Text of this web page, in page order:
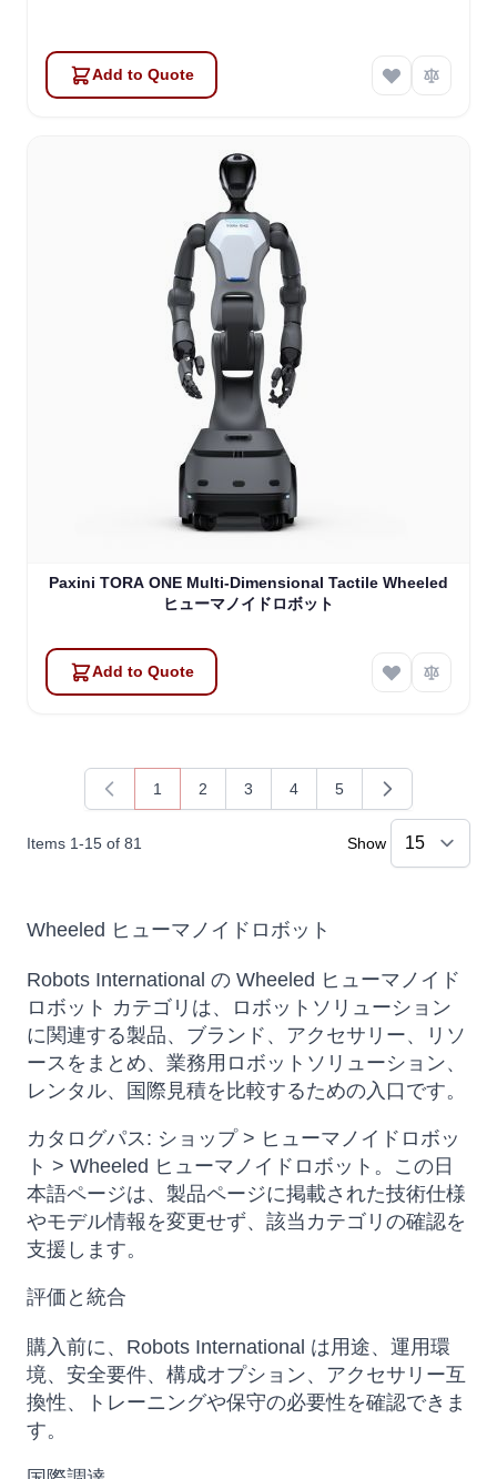
Add to Quote
Paxini TORA ONE Multi-Dimensional Tactile Wheeled
ヒューマノイドロボット
Add to Quote
Items 1-15 of 81
You're currently reading page
1
Page
2
Page
3
Page
4
Page
5
Show
Wheeled ヒューマノイドロボット
Robots International の Wheeled ヒューマノイド
ロボット カテゴリは、ロボットソリューション
に関連する製品、ブランド、アクセサリー、リソ
ースをまとめ、業務用ロボットソリューション、
レンタル、国際見積を比較するための入口です。
カタログパス: ショップ > ヒューマノイドロボッ
ト > Wheeled ヒューマノイドロボット。この日
本語ページは、製品ページに掲載された技術仕様
やモデル情報を変更せず、該当カテゴリの確認を
支援します。
評価と統合
購入前に、Robots International は用途、運用環
境、安全要件、構成オプション、アクセサリー互
換性、トレーニングや保守の必要性を確認できま
す。